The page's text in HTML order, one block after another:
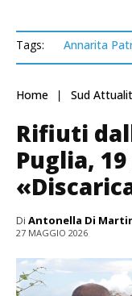
Tags: Annarita
Home Sud
Rifiuti
Puglia,
Di Antonella Di
27 MAGGIO 2026